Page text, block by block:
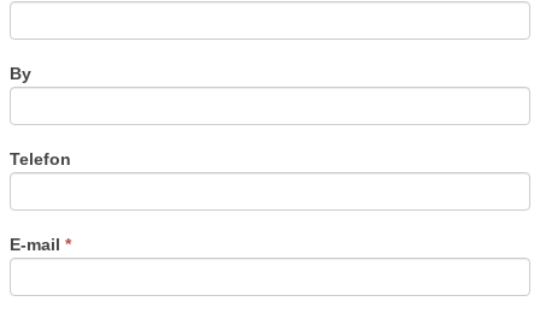
By
Telefon
E-mail *